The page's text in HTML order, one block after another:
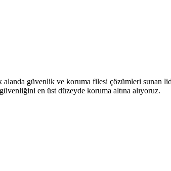
güvenlik ve koruma filesi çözümleri sunan
en üst düzeyde koruma altına alıyoruz.